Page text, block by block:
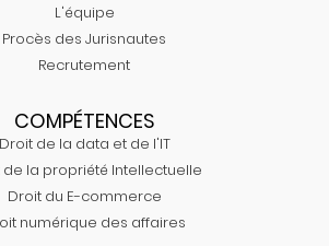
L'équipe
Procès des Jurisnautes
Recrutement
COMPÉTENCES
Droit de la data et de l'IT
de la propriété Intellectuelle
Droit du E-commerce
numérique des affaires